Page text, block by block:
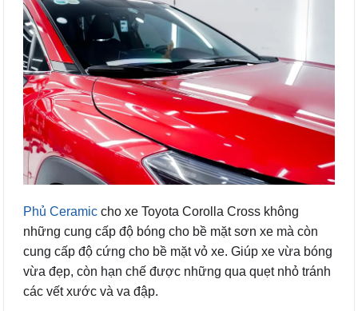
Phủ Ceramic cho xe Toyota Corolla Cross không
những cung cấp độ bóng cho bề mặt sơn xe mà còn
cung cấp độ cứng cho bề mặt vỏ xe. Giúp xe vừa bóng
vừa đẹp, còn hạn chế được những qua quẹt nhỏ tránh
các vết xước và va đập.